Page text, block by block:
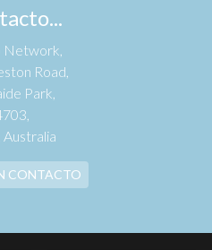
Network,
Road,
Park,
CONTACTO